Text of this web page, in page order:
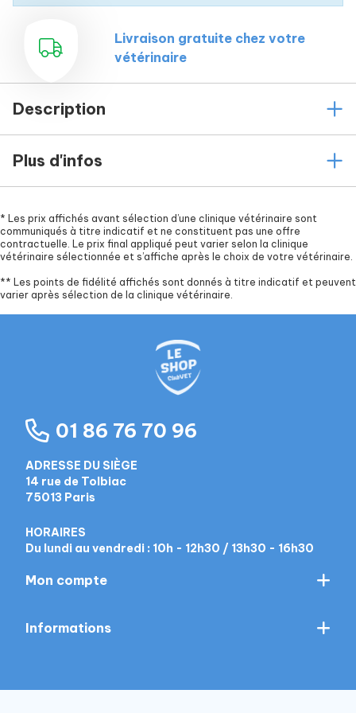
(3b504) 40 mg, cuivre organique (3b406) 16 mg,
iode (3b201) 0,8 mg, sélénium organique (3b810) 0,2
mg. Constituants analytiques : protéines brutes 32 %
matières grasses brutes 21 % cellulose brute 2,8 %
cendres brutes 6,8 % humidité 9 % calcium 1,5 %
phosphore 1,1 % sodium 0,4 % magnésium 0,1 %
totale en protéines 85 %, Energie métabolisable
Indications d'utilisation : Aliment sec complet pour
chiens juniors
Contre-indication : Demander conseils à un
vétérinaire.
Livraison gratuite chez votre
vétérinaire
Description
Plus d'infos
* Les prix affichés avant sélection d’une clinique vétérinaire sont
communiqués à titre indicatif et ne constituent pas une offre
contractuelle. Le prix final appliqué peut varier selon la clinique
vétérinaire sélectionnée et s’affiche après le choix de votre vétérinaire.
** Les points de fidélité affichés sont donnés à titre indicatif et peuvent
varier après sélection de la clinique vétérinaire.
01 86 76 70 96
ADRESSE DU SIÈGE
14 rue de Tolbiac
75013 Paris
HORAIRES
Du lundi au vendredi : 10h - 12h30 / 13h30 - 16h30
Mon compte
Informations